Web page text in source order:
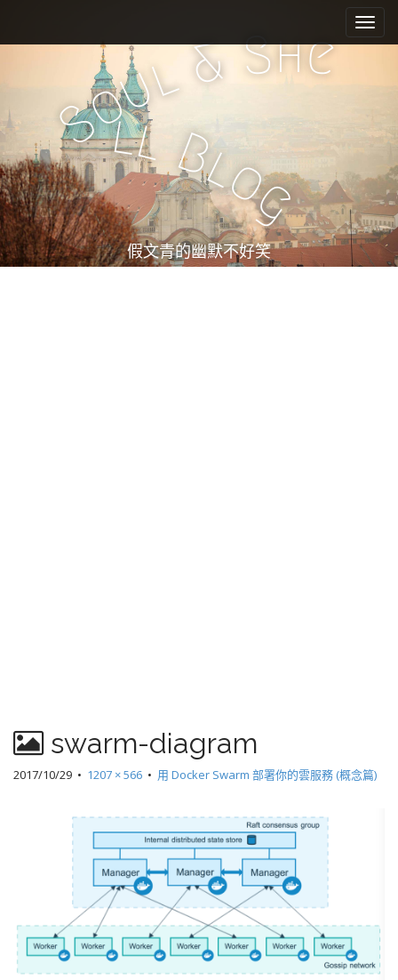
e
n
u
i
c
n
t
e
n
t
Soul&She
ll Bl
og
假文青的幽默不好笑
swarm-diagram
2017/10/29 • 1207 × 566 • 用 Docker Swarm 部署你的雲服務 (概念篇)